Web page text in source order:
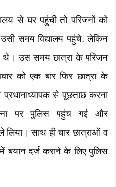
से घर पहुंची तो परिजनों को
समय विद्यालय पहुंचे, लेकिन
थे। उस समय छात्रा के परिजन
को एक बार फिर छात्रा के
से पूछताछ करना
पर पुलिस पहुंच गई और
लिया। साथ ही चार छात्राओं व
बयान दर्ज कराने के लिए पुलिस